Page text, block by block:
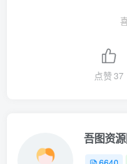
点赞37
吾图资